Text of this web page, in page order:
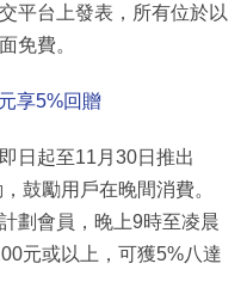
平台上發表，所有位於以
免費。
享5%回贈
日起至11月30日推出
鼓勵用戶在晚間消費。
劃會員，晚上9時至凌晨
元或以上，可獲5%八達